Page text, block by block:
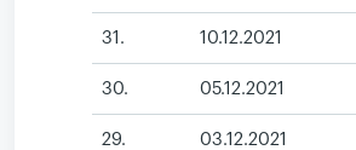
31. 10.12.2021
30. 05.12.2021
29. 03.12.2021